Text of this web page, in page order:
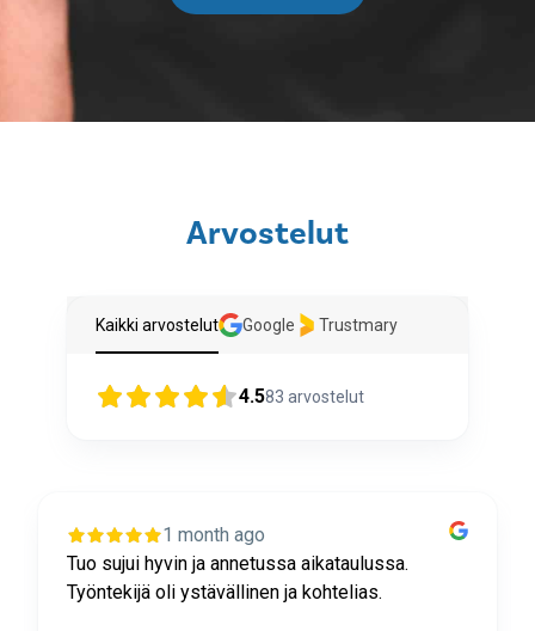
Arvostelut
Kaikki arvostelut Google Trustmary
4.583 arvostelut
1 month ago
Tuo sujui hyvin ja annetussa aikataulussa.
Työntekijä oli ystävällinen ja kohtelias.